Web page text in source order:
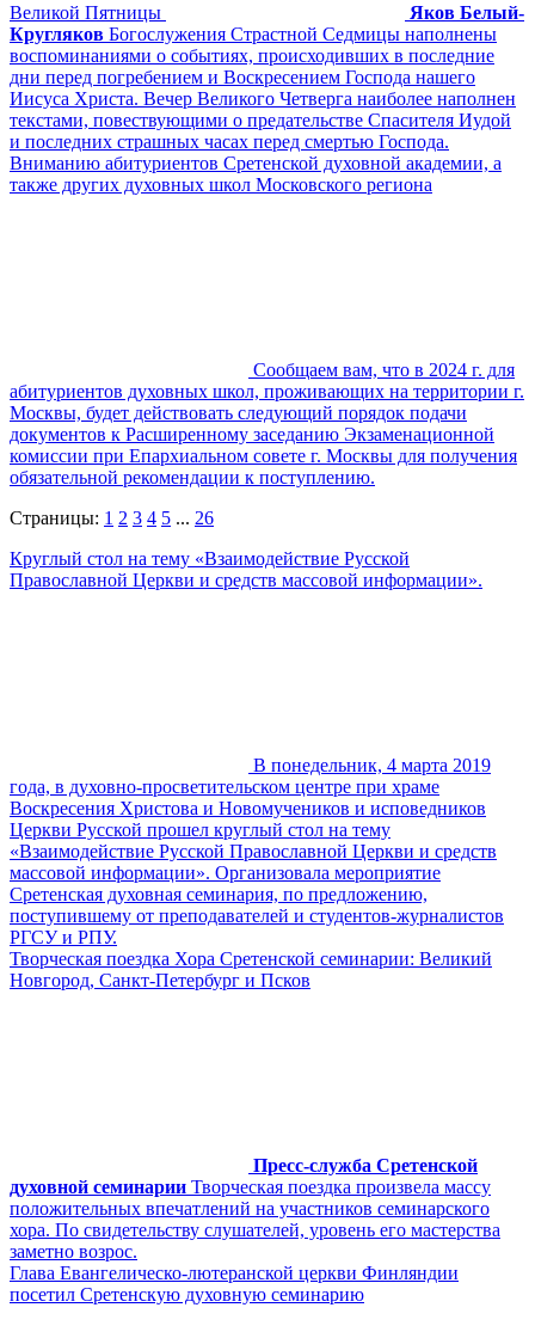
Великой Пятницы
Яков Белый-
Кругляков Богослужения Страстной Седмицы наполнены
воспоминаниями о событиях, происходивших в последние
дни перед погребением и Воскресением Господа нашего
Иисуса Христа. Вечер Великого Четверга наиболее наполнен
текстами, повествующими о предательстве Спасителя Иудой
и последних страшных часах перед смертью Господа.
Вниманию абитуриентов Сретенской духовной академии, а
также других духовных школ Московского региона
Сообщаем вам, что в 2024 г. для
абитуриентов духовных школ, проживающих на территории г.
Москвы, будет действовать следующий порядок подачи
документов к Расширенному заседанию Экзаменационной
комиссии при Епархиальном совете г. Москвы для получения
обязательной рекомендации к поступлению.
Страницы: 1 2 3 4 5 ... 26
Круглый стол на тему «Взаимодействие Русской
Православной Церкви и средств массовой информации».
В понедельник, 4 марта 2019
года, в духовно-просветительском центре при храме
Воскресения Христова и Новомучеников и исповедников
Церкви Русской прошел круглый стол на тему
«Взаимодействие Русской Православной Церкви и средств
массовой информации». Организовала мероприятие
Сретенская духовная семинария, по предложению,
поступившему от преподавателей и студентов-журналистов
РГСУ и РПУ.
Творческая поездка Хора Сретенской семинарии: Великий
Новгород, Санкт-Петербург и Псков
Пресс-служба Сретенской
духовной семинарии Творческая поездка произвела массу
положительных впечатлений на участников семинарского
хора. По свидетельству слушателей, уровень его мастерства
заметно возрос.
Глава Евангелическо-лютеранской церкви Финляндии
посетил Сретенскую духовную семинарию